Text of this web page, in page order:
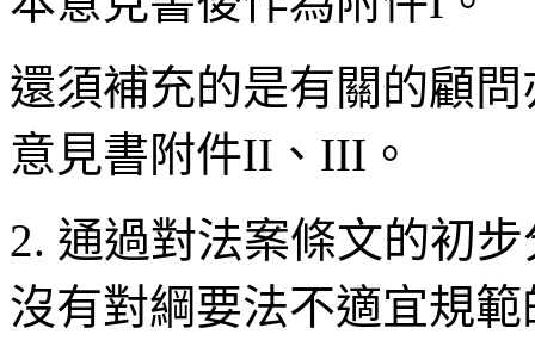
還須補充的是有關的顧
意見書附件II、III。
2. 通過對法案條文的初
沒有對綱要法不適宜規